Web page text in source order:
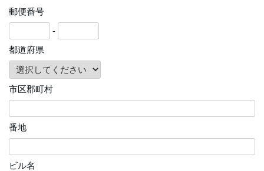
郵便番号
-
都道府県
市区郡町村
番地
ビル名